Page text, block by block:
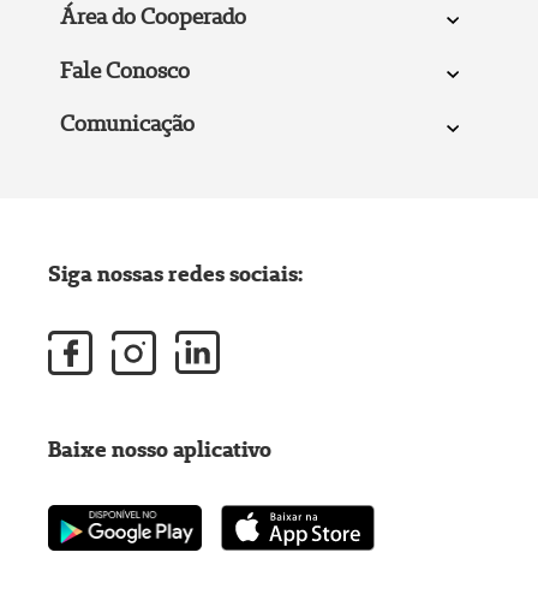
Área do Cooperado
Fale Conosco
Comunicação
Siga nossas redes sociais:
Baixe nosso aplicativo